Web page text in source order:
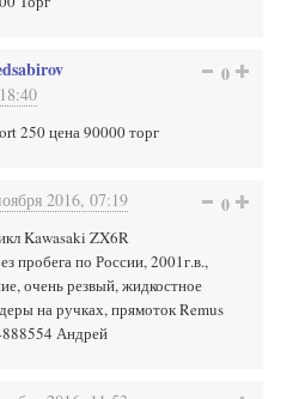
0
250 цена 90000 торг
2016, 07:19 0
Kawasaki ZX6R
пробега по России, 2001г.в.,
очень резвый, жидкостное
на ручках, прямоток Remus
Андрей